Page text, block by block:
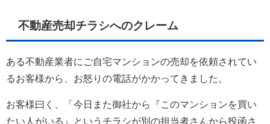
不動産売却チラシへのクレーム
ある不動産業者にご自宅マンションの売却を依頼されてい
るお客様から、お怒りの電話がかかってきました。
お客様曰く、「今日また御社から『このマンションを買い
たい人がいる』というチラシが別の担当者さんから投函さ